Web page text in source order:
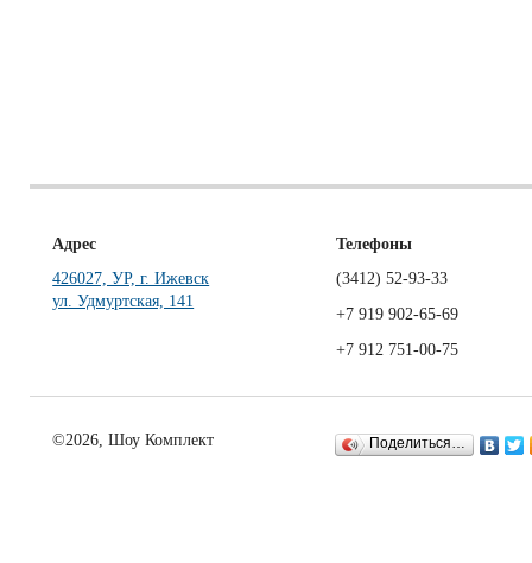
Адрес
426027, УР, г. Ижевск
ул. Удмуртская, 141
Телефоны
(3412) 52-93-33
+7 919 902-65-69
+7 912 751-00-75
©2026, Шоу Комплект Поделиться…